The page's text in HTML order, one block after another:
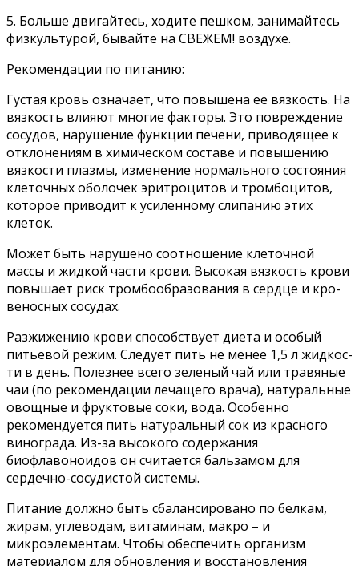
5. Больше двигайтесь, ходите пешком, занимайтесь
физкультурой, бывайте на СВЕЖЕМ! воздухе.
Рекомендации по питанию:
Густая кровь означает, что по­вышена ее вязкость. На
вязкость влияют многие факторы. Это повреж­дение
сосудов, нарушение функции печени, приводящее к
отклонениям в химическом составе и повыше­нию
вязкости плазмы, изменение нормального состояния
клеточных оболочек эритроцитов и тромбоци­тов,
которое приводит к усиленному слипанию этих
клеток.
Может быть нарушено соотношение клеточной
массы и жидкой части крови. Высо­кая вязкость крови
повышает риск тромбообраэования в сердце и кро­
веносных сосудах.
Разжижению крови способствует диета и особый
питьевой режим. Следует пить не менее 1,5 л жидкос­
ти в день. Полезнее всего зеленый чай или травяные
чаи (по рекомен­дации лечащего врача), натуральные
овощные и фруктовые соки, вода. Особенно
рекомендуется пить нату­ральный сок из красного
винограда. Из-за высокого содержания
биофлавоноидов он считается бальзамом для
сердечно-сосудистой системы.
Питание должно быть сбаланси­ровано по белкам,
жирам, углеводам, витаминам, макро – и
микроэлемен­там. Чтобы обеспечить организм
материалом для обновления и вос­становления